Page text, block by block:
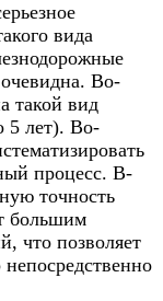
вида
Во-
такой вид
5 лет). Во-
процесс. В-
точность
большим
что позволяет